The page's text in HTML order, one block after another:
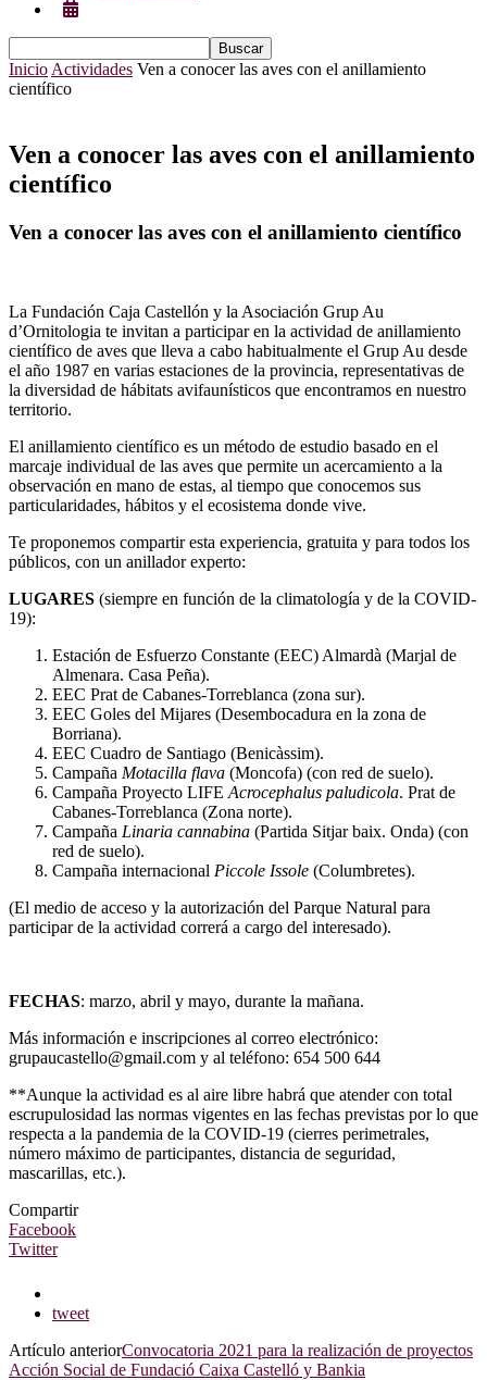
Inicio Actividades Ven a conocer las aves con el anillamiento
científico
Ven a conocer las aves con el anillamiento
científico
Ven a conocer las aves con el anillamiento científico
La Fundación Caja Castellón y la Asociación Grup Au
d’Ornitologia te invitan a participar en la actividad de anillamiento
científico de aves que lleva a cabo habitualmente el Grup Au desde
el año 1987 en varias estaciones de la provincia, representativas de
la diversidad de hábitats avifaunísticos que encontramos en nuestro
territorio.
El anillamiento científico es un método de estudio basado en el
marcaje individual de las aves que permite un acercamiento a la
observación en mano de estas, al tiempo que conocemos sus
particularidades, hábitos y el ecosistema donde vive.
Te proponemos compartir esta experiencia, gratuita y para todos los
públicos, con un anillador experto:
LUGARES (siempre en función de la climatología y de la COVID-
19):
Estación de Esfuerzo Constante (EEC) Almardà (Marjal de
Almenara. Casa Peña).
EEC Prat de Cabanes-Torreblanca (zona sur).
EEC Goles del Mijares (Desembocadura en la zona de
Borriana).
EEC Cuadro de Santiago (Benicàssim).
Campaña Motacilla flava (Moncofa) (con red de suelo).
Campaña Proyecto LIFE Acrocephalus paludicola. Prat de
Cabanes-Torreblanca (Zona norte).
Campaña Linaria cannabina (Partida Sitjar baix. Onda) (con
red de suelo).
Campaña internacional Piccole Issole (Columbretes).
(El medio de acceso y la autorización del Parque Natural para
participar de la actividad correrá a cargo del interesado).
FECHAS: marzo, abril y mayo, durante la mañana.
Más información e inscripciones al correo electrónico:
grupaucastello@gmail.com y al teléfono: 654 500 644
**Aunque la actividad es al aire libre habrá que atender con total
escrupulosidad las normas vigentes en las fechas previstas por lo que
respecta a la pandemia de la COVID-19 (cierres perimetrales,
número máximo de participantes, distancia de seguridad,
mascarillas, etc.).
Compartir
Facebook
Twitter
tweet
Artículo anteriorConvocatoria 2021 para la realización de proyectos
Acción Social de Fundació Caixa Castelló y Bankia